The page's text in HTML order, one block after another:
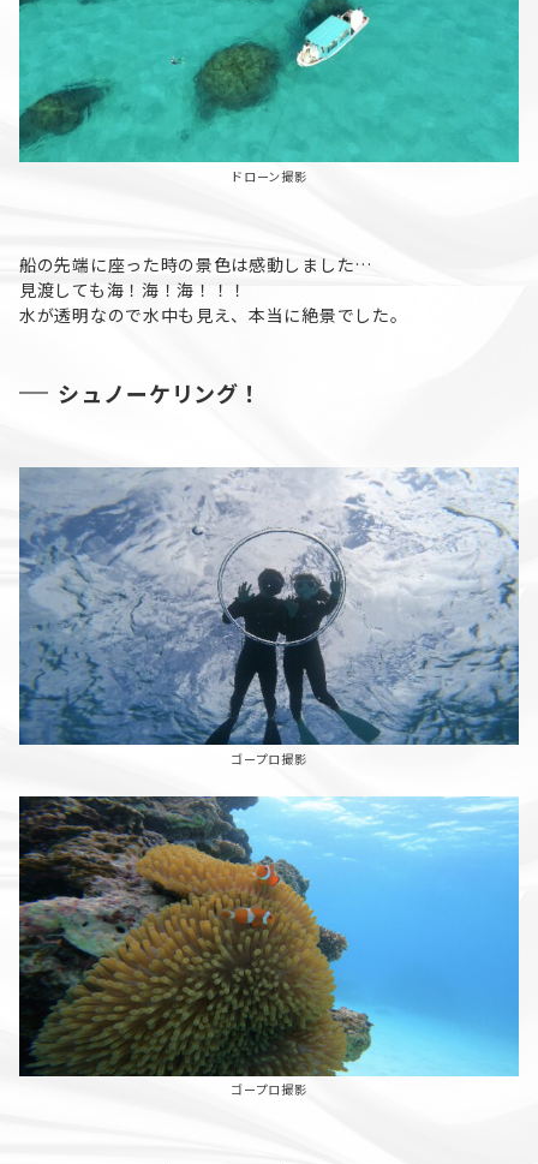
ドローン撮影
船の先端に座った時の景色は感動しました…
見渡しても海！海！海！！！
水が透明なので水中も見え、本当に絶景でした。
シュノーケリング！
ゴープロ撮影
ゴープロ撮影